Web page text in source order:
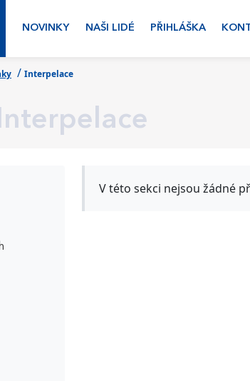
NOVINKY NAŠI LIDÉ PŘIHLÁŠKA
/ Interpelace
V této sekci nejsou žádné